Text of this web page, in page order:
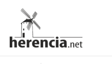
contenido